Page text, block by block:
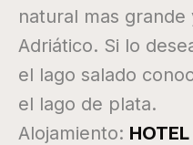
natural mas
Adriático. Si lo
el lago salado
el lago de plata.
Alojamiento: